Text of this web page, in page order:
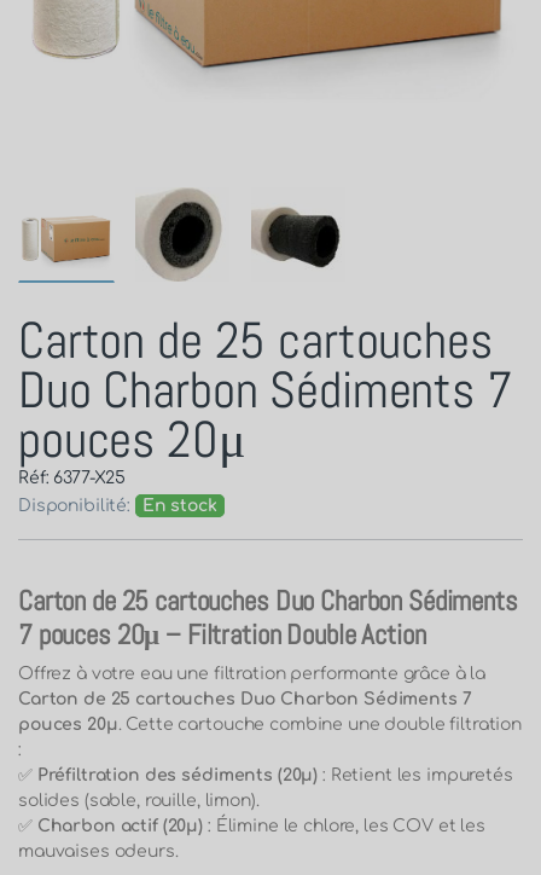
Carton de 25 cartouches
Duo Charbon Sédiments 7
pouces 20μ
Réf: 6377-X25
Disponibilité:
En stock
Carton de 25 cartouches Duo Charbon Sédiments
7 pouces 20μ – Filtration Double Action
Offrez à votre eau une filtration performante grâce à la
Carton de 25 cartouches Duo Charbon Sédiments 7
pouces 20μ. Cette cartouche combine une double filtration
:
✅ Préfiltration des sédiments (20μ) : Retient les impuretés
solides (sable, rouille, limon).
✅ Charbon actif (20μ) : Élimine le chlore, les COV et les
mauvaises odeurs.